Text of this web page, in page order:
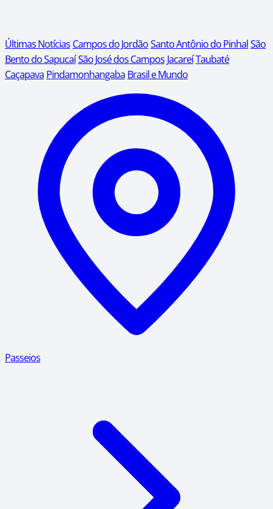
Últimas Notícias Campos do JordãoSanto Antônio do PinhalSão
Bento do SapucaíSão José dos Campos JacareíTaubaté
Caçapava Pindamonhangaba Brasil e Mundo
Passeios